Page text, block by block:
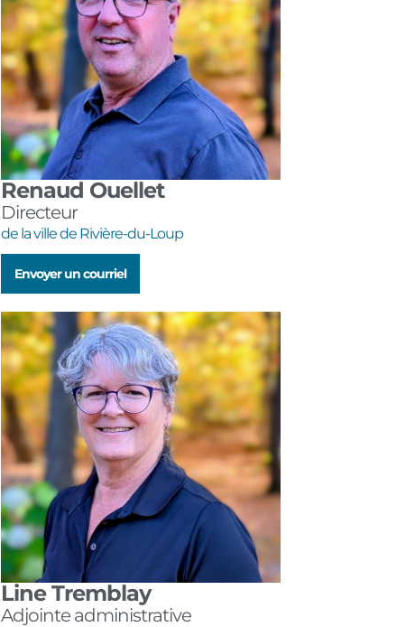
Renaud Ouellet
Directeur
de la ville de Rivière-du-Loup
Envoyer un courriel
Line Tremblay
Adjointe administrative